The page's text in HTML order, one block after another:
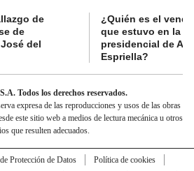
de
de
del
¿Quién es el
que estuvo en la
presidencial de
Espriella?
Todos los derechos reservados.
expresa de las reproducciones y usos de las obras
este sitio web a medios de lectura mecánica u otros
que resulten adecuados.
Protección de Datos
Política de cookies